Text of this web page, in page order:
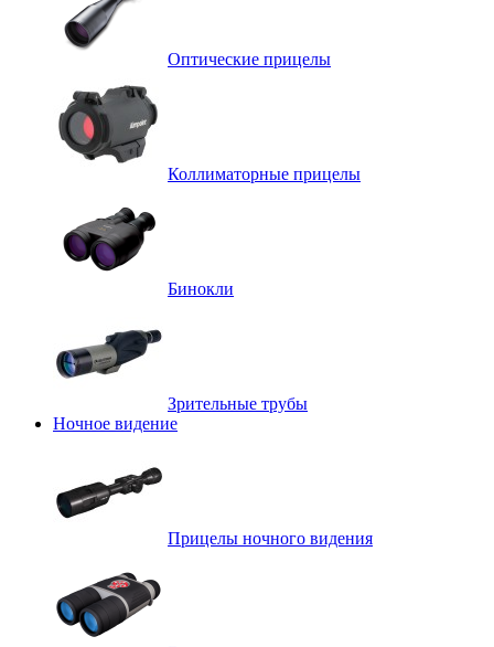
Оптические прицелы
Коллиматорные прицелы
Бинокли
Зрительные трубы
Ночное видение
Прицелы ночного видения